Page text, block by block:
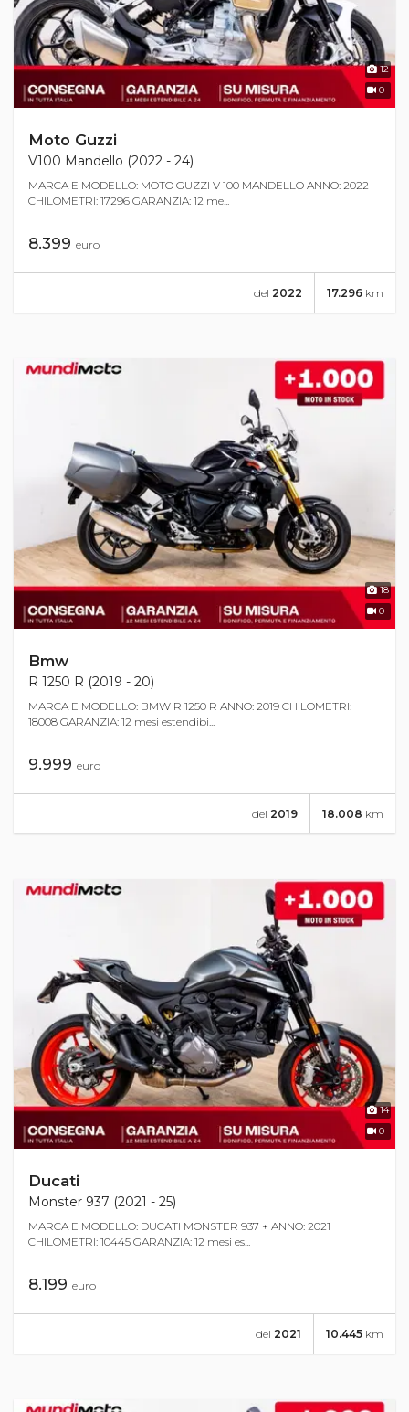
12
0
Moto Guzzi
V100 Mandello (2022 - 24)
MARCA E MODELLO: MOTO GUZZI V 100 MANDELLO ANNO: 2022
CHILOMETRI: 17296 GARANZIA: 12 me...
8.399 euro
17.296 km
del 2022
18
0
Bmw
R 1250 R (2019 - 20)
MARCA E MODELLO: BMW R 1250 R ANNO: 2019 CHILOMETRI:
18008 GARANZIA: 12 mesi estendibi...
9.999 euro
18.008 km
del 2019
14
0
Ducati
Monster 937 (2021 - 25)
MARCA E MODELLO: DUCATI MONSTER 937 + ANNO: 2021
CHILOMETRI: 10445 GARANZIA: 12 mesi es...
8.199 euro
10.445 km
del 2021